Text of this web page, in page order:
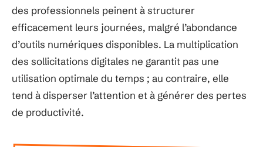
des professionnels peinent à structurer
efficacement leurs journées, malgré l’abondance
d’outils numériques disponibles. La multiplication
des sollicitations digitales ne garantit pas une
utilisation optimale du temps ; au contraire, elle
tend à disperser l’attention et à générer des pertes
de productivité.